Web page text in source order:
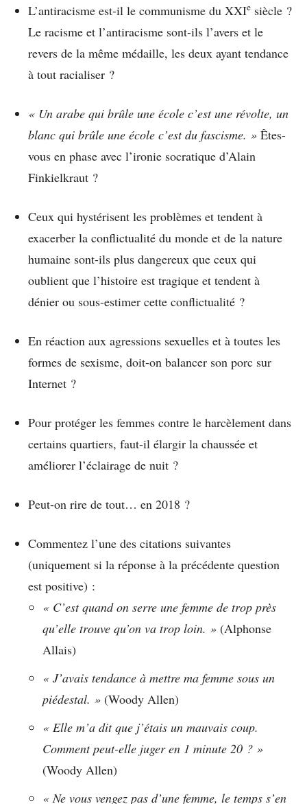
L’antiracisme est-il le communisme du XXIe siècle ?
Le racisme et l’antiracisme sont-ils l’avers et le
revers de la même médaille, les deux ayant tendance
à tout racialiser ?
« Un arabe qui brûle une école c’est une révolte, un
blanc qui brûle une école c’est du fascisme. » Êtes-
vous en phase avec l’ironie socratique d’Alain
Finkielkraut ?
Ceux qui hystérisent les problèmes et tendent à
exacerber la conflictualité du monde et de la nature
humaine sont-ils plus dangereux que ceux qui
oublient que l’histoire est tragique et tendent à
dénier ou sous-estimer cette conflictualité ?
En réaction aux agressions sexuelles et à toutes les
formes de sexisme, doit-on balancer son porc sur
Internet ?
Pour protéger les femmes contre le harcèlement dans
certains quartiers, faut-il élargir la chaussée et
améliorer l’éclairage de nuit ?
Peut-on rire de tout… en 2018 ?
Commentez l’une des citations suivantes
(uniquement si la réponse à la précédente question
est positive) :
« C’est quand on serre une femme de trop près
qu’elle trouve qu’on va trop loin. » (Alphonse
Allais)
« J’avais tendance à mettre ma femme sous un
piédestal. » (Woody Allen)
« Elle m’a dit que j’étais un mauvais coup.
Comment peut-elle juger en 1 minute 20 ? »
(Woody Allen)
« Ne vous vengez pas d’une femme, le temps s’en